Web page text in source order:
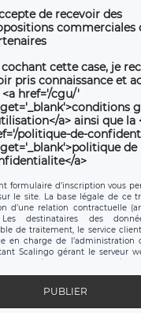
de recevoir des
commerciales
cochant cette case, je
pris connaissance et
<a href='/cgu/'
a> ainsi que la
politique-de-
de
a>
formulaire d’inscription vous
le site. La base légale de ce
d’une relation contractuelle
Les destinataires des
de traitement, le service
en charge de l’administration
Scalingo gérant le serveur
légalement autorisée.
est hébergé sur un serveur
conformes au RGPD
. Les
jusqu’à ce que
PUBLIER